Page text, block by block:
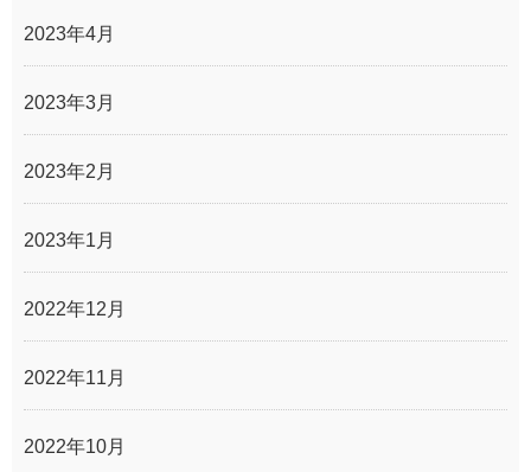
2023年4月
2023年3月
2023年2月
2023年1月
2022年12月
2022年11月
2022年10月